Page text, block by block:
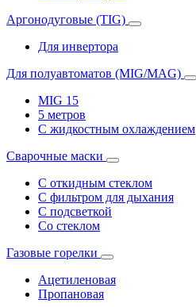
Аргонодуговые (TIG)
Для инвертора
Для полуавтоматов (MIG/MAG)
MIG 15
5 метров
С жидкостным охлаждением
Сварочные маски
С откидным стеклом
С фильтром для дыхания
С подсветкой
Со стеклом
Газовые горелки
Ацетиленовая
Пропановая